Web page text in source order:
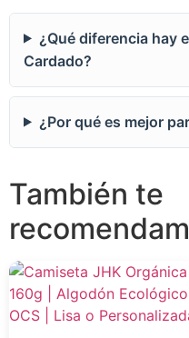
¿Qué diferencia hay
Cardado?
¿Por qué es mejor
También te